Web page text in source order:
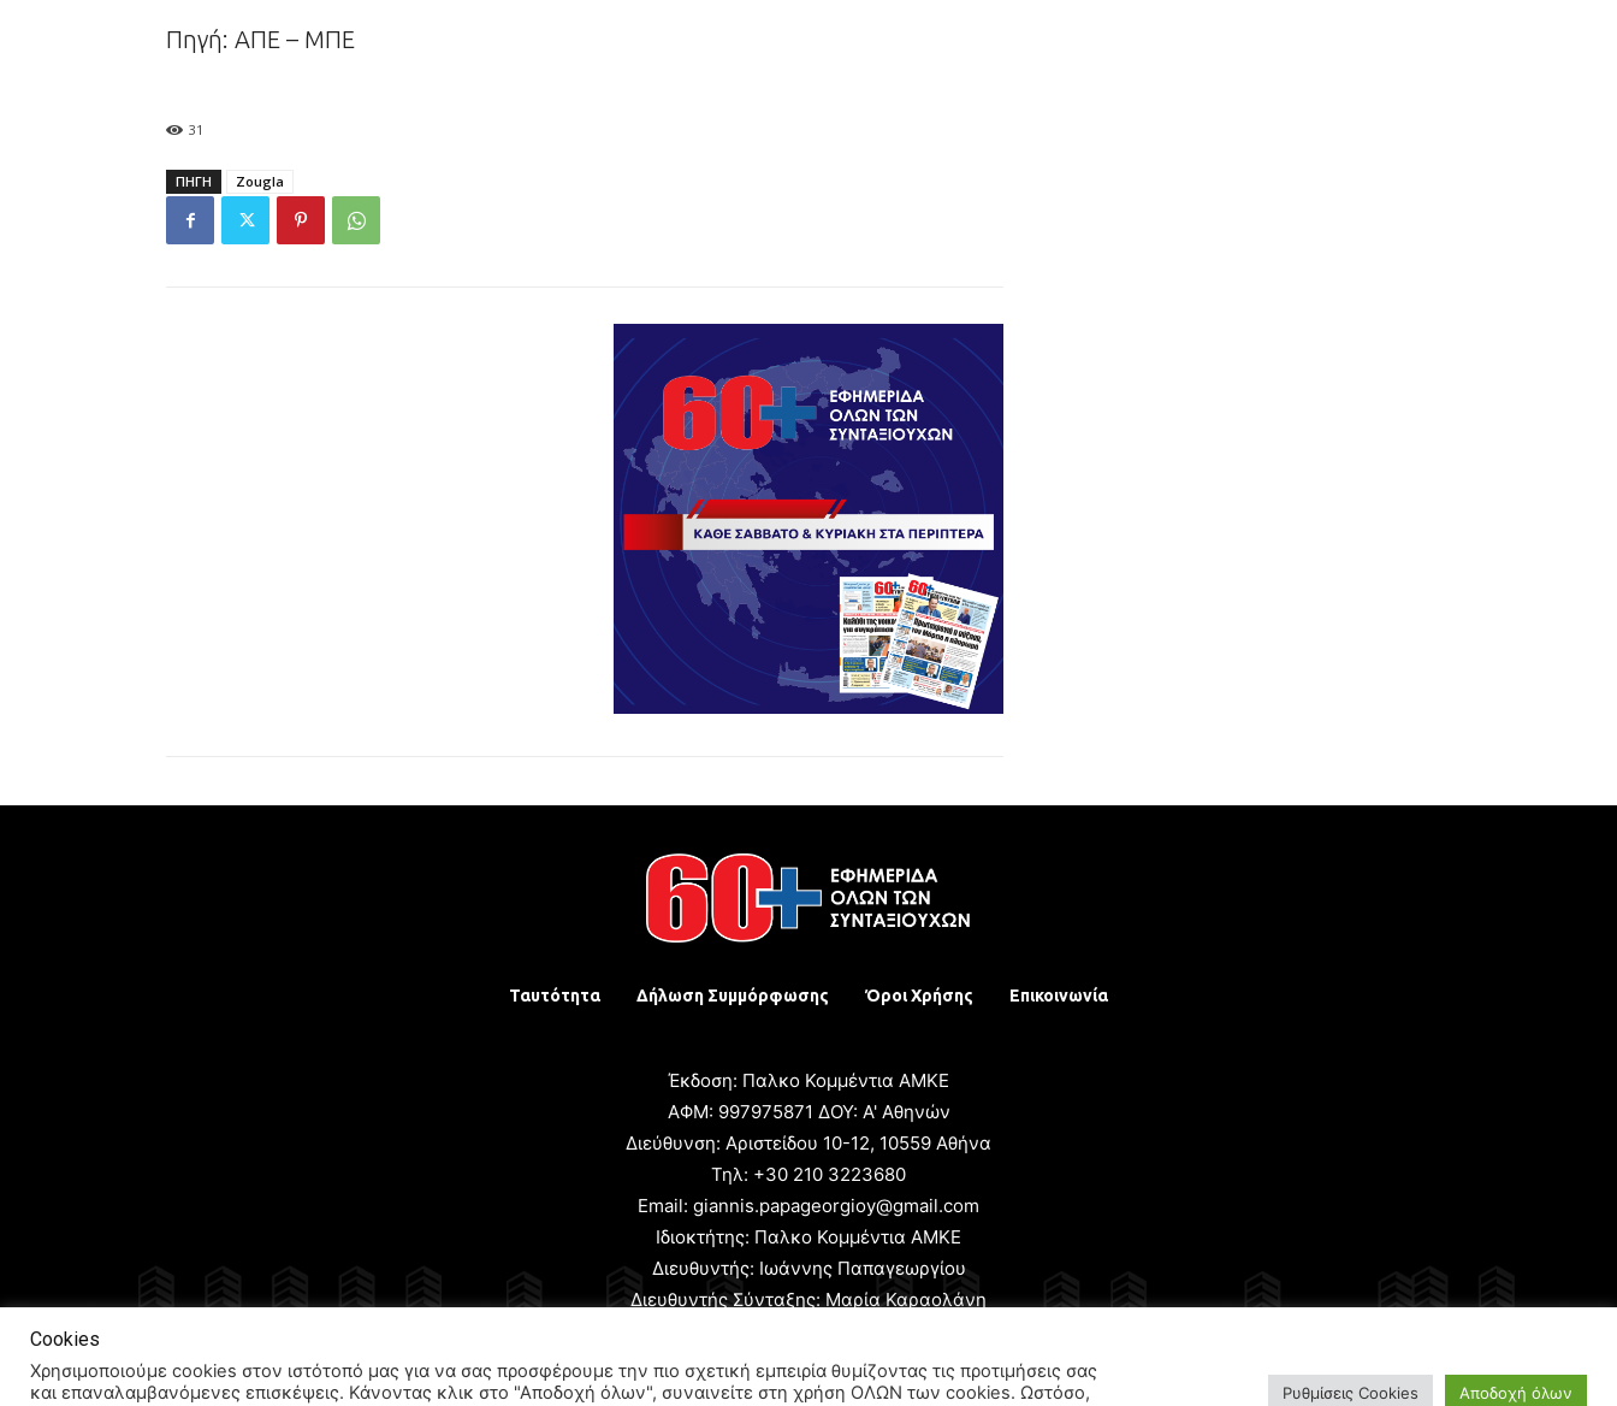
Πηγή: ΑΠΕ – ΜΠΕ
31
ΠΗΓΗ Zougla
Ταυτότητα Δήλωση Συμμόρφωσης Όροι Χρήσης Επικοινωνία
Έκδοση: Παλκο Κομμέντια ΑΜΚΕ
ΑΦΜ: 997975871 ΔΟΥ: Α' Αθηνών
Διεύθυνση: Αριστείδου 10-12, 10559 Αθήνα
Τηλ: +30 210 3223680
Email: giannis.papageorgioy@gmail.com
Ιδιοκτήτης: Παλκο Κομμέντια ΑΜΚΕ
Διευθυντής: Ιωάννης Παπαγεωργίου
Διευθυντής Σύνταξης: Μαρία Καραολάνη
Cookies
Χρησιμοποιούμε cookies στον ιστότοπό μας για να σας προσφέρουμε την πιο σχετική εμπειρία θυμίζοντας τις προτιμήσεις σας
και επαναλαμβανόμενες επισκέψεις. Κάνοντας κλικ στο "Αποδοχή όλων", συναινείτε στη χρήση ΟΛΩΝ των cookies. Ωστόσο,
Ρυθμίσεις Cookies Αποδοχή όλων